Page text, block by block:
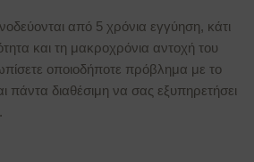
από 5 χρόνια εγγύηση, κάτι
και τη μακροχρόνια αντοχή του
οποιοδήποτε πρόβλημα με το
πάντα διαθέσιμη να σας εξυπηρετήσει